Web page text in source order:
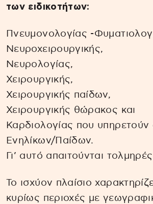
των ειδικοτήτων:
Πνευμονολογίας -
Νευροχειρουργικής,
Νευρολογίας,
Χειρουργικής,
Χειρουργικής παίδων,
Χειρουργικής θώρακος και
Καρδιολογίας που
Ενηλίκων/Παίδων.
Γι’ αυτό απαιτούνται
Το ισχύον πλαίσιο
κυρίως περιοχές με